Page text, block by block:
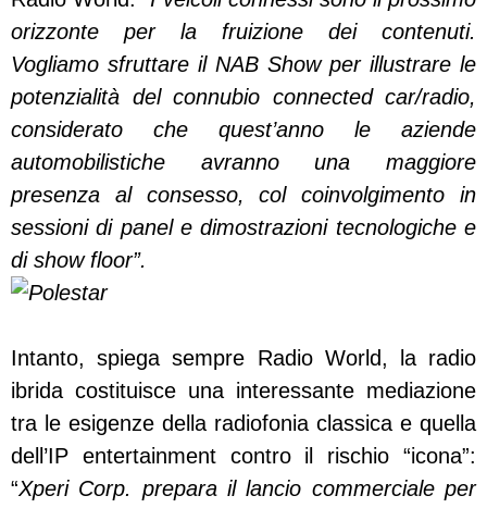
orizzonte per la fruizione dei contenuti.
Vogliamo sfruttare il NAB Show per illustrare le
potenzialità del connubio connected car/radio,
considerato che quest’anno le aziende
automobilistiche avranno una maggiore
presenza al consesso, col coinvolgimento in
sessioni di panel e dimostrazioni tecnologiche e
di show floor”.
Intanto, spiega sempre Radio World, la radio
ibrida costituisce una interessante mediazione
tra le esigenze della radiofonia classica e quella
dell’IP entertainment contro il rischio “icona”:
“Xperi Corp. prepara il lancio commerciale per